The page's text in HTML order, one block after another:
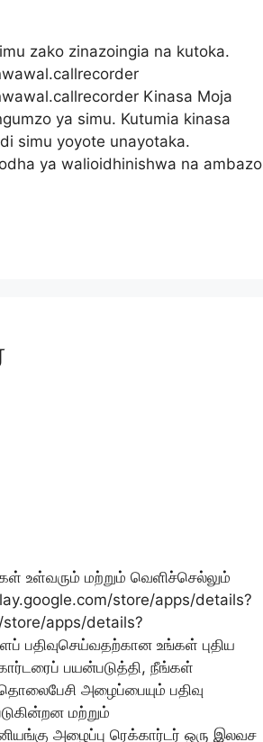
zako zinazoingia na kutoka.
Kinasa Moja
ya simu. Kutumia kinasa
simu yoyote unayotaka.
ya walioidhinishwa na ambazo
உள்வரும் மற்றும் வெளிச்செல்லும்
store/apps/details?
apps/details?
பதிவுசெய்வதற்கான உங்கள் புதிய
பயன்படுத்தி, நீங்கள்
அழைப்பையும் பதிவு
மற்றும்
அழைப்பு ரெக்கார்டர் ஒரு இலவச